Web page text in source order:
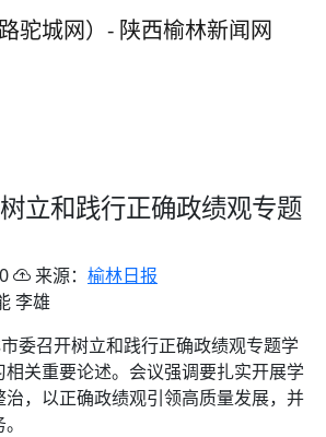
立和践行正确政绩观专题
来源： 榆林日报
李雄
委召开树立和践行正确政绩观专题学
关重要论述。会议强调要扎实开展学
，以正确政绩观引领高质量发展，并